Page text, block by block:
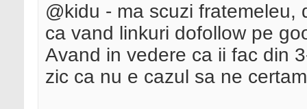
@kidu - ma scuzi
ca vand linkuri dofollow pe
Avand in vedere ca ii fac din
zic ca nu e cazul sa ne